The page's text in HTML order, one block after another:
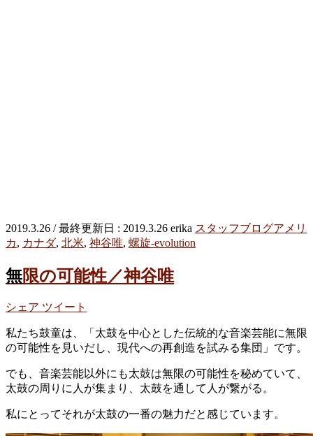
2019.3.26 / 最終更新日 : 2019.3.26 erika スタッフブログアメリ
カ, カナダ, 北米, 神谷唯, 螺旋-evolution
無限の可能性／神谷唯
シェア ツイート
私たち鼓童は、「太鼓を中心とした伝統的な音楽芸能に無限
の可能性を見いだし、現代への再創造を試みる集団」です。
でも、音楽芸能以外にも太鼓は無限の可能性を秘めていて、
太鼓の周りに人が集まり、太鼓を通して人が繋がる。
私にとってそれが太鼓の一番の魅力だと感じています。